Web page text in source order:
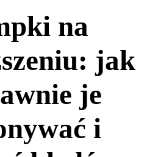
na
jak
je
i